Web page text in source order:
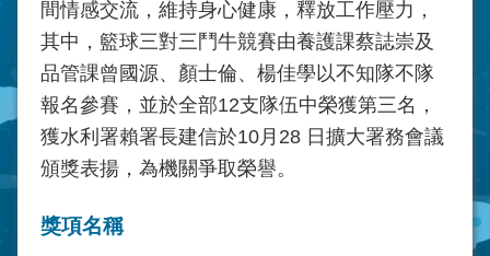
間情感交流，維持身心健康，釋放工作壓力，
其中，籃球三對三鬥牛競賽由養護課蔡誌崇及
品管課曾國源、顏士倫、楊佳學以不知隊不隊
報名參賽，並於全部12支隊伍中榮獲第三名，
獲水利署賴署長建信於10月 28 日擴大署務會議
頒獎表揚，為機關爭取榮譽。
獎項名稱